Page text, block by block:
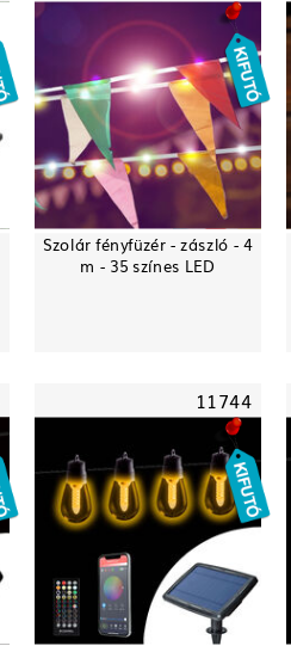
Szolár fényfüzér - zászló - 4
m - 35 színes LED
11744